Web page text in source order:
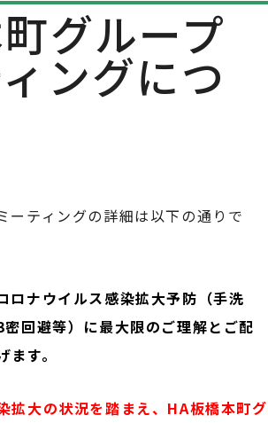
グループ
ングにつ
ーティングの詳細は以下の通りで
ロナウイルス感染拡大予防（手洗
回避等）に最大限のご理解とご配
す。
拡大の状況を踏まえ、HA板橋本町グ